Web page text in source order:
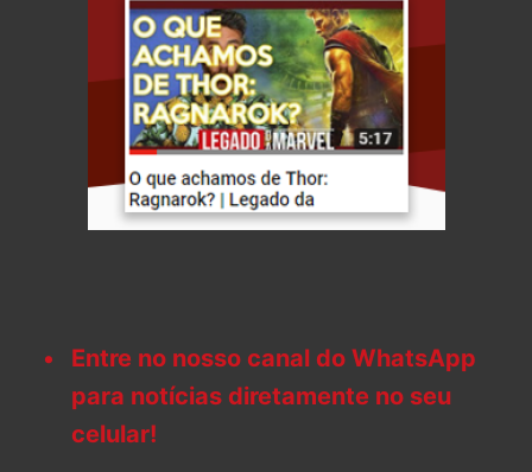
Entre no nosso canal do WhatsApp
para notícias diretamente no seu
celular!